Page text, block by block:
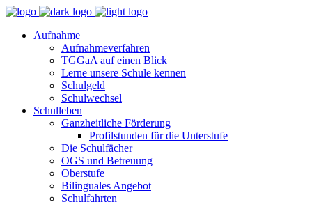
Aufnahme
Aufnahmeverfahren
TGGaA auf einen Blick
Lerne unsere Schule kennen
Schulgeld
Schulwechsel
Schulleben
Ganzheitliche Förderung
Profilstunden für die Unterstufe
Die Schulfächer
OGS und Betreuung
Oberstufe
Bilinguales Angebot
Schulfahrten